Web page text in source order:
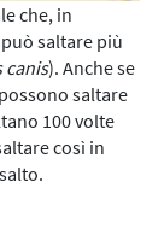
che, in
saltare più
canis). Anche se
saltare
100 volte
così in